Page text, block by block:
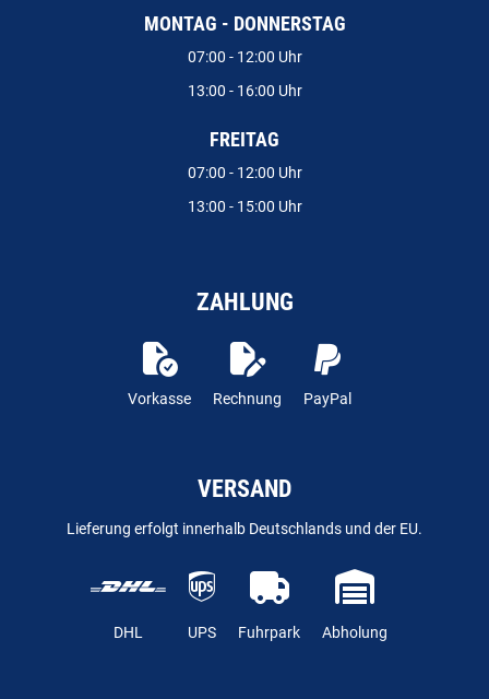
MONTAG - DONNERSTAG
07:00 - 12:00 Uhr
13:00 - 16:00 Uhr
FREITAG
07:00 - 12:00 Uhr
13:00 - 15:00 Uhr
ZAHLUNG
Vorkasse Rechnung PayPal
VERSAND
Lieferung erfolgt innerhalb Deutschlands und der EU.
DHL UPS Fuhrpark Abholung